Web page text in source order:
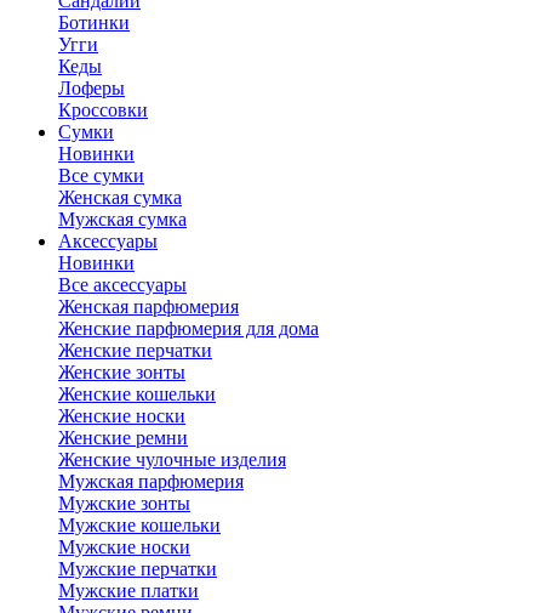
Ботинки
Угги
Кеды
Лоферы
Кроссовки
Сумки
Новинки
Все сумки
Женская сумка
Мужская сумка
Аксессуары
Новинки
Все аксессуары
Женская парфюмерия
Женские парфюмерия для дома
Женские перчатки
Женские зонты
Женские кошельки
Женские носки
Женские ремни
Женские чулочные изделия
Мужская парфюмерия
Мужские зонты
Мужские кошельки
Мужские носки
Мужские перчатки
Мужские платки